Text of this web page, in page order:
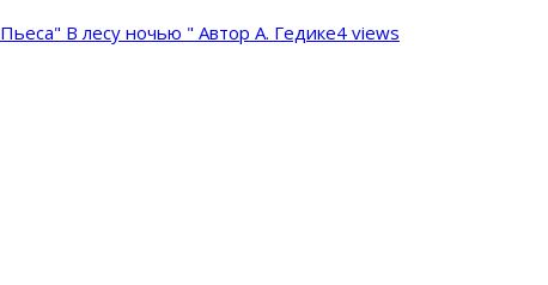
Пьеса" В лесу ночью " Автор А. Гедике4 views